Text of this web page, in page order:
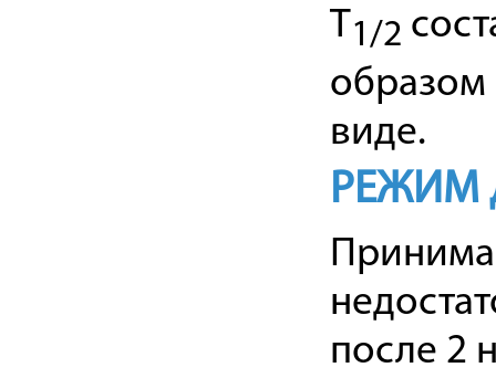
T 1/2
образом
виде.
РЕЖИМ
после 2